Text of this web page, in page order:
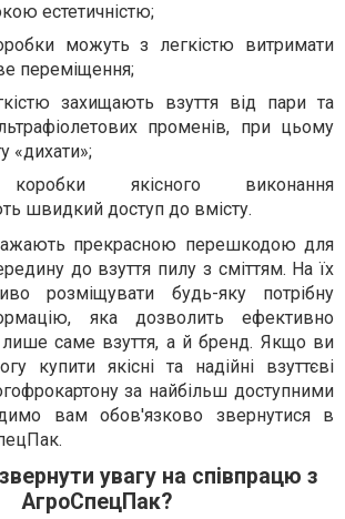
естетичністю;
можуть з легкістю витримати
переміщення;
захищають взуття від пари та
променів, при цьому
«дихати»;
коробки якісного виконання
швидкий доступ до вмісту.
прекрасною перешкодою для
до взуття пилу з сміттям. На їх
розміщувати будь-яку потрібну
яка дозволить ефективно
саме взуття, а й бренд. Якщо ви
купити якісні та надійні взуттєві
за найбільш доступними
вам обов'язково звернутися в
увагу на співпрацю з
АгроСпецПак?